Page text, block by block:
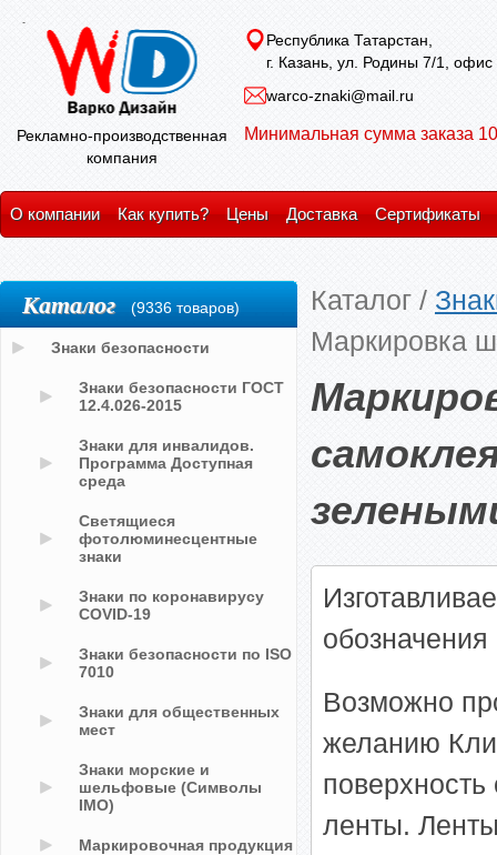
Рекламно-производственная
компания
Республика Татарстан,
г. Казань, ул. Родины 7/1, офис
warco-znaki@mail.ru
Минимальная сумма заказа
О компании Как купить? Цены Доставка Сертификаты
Каталог /
Маркировка
Возможно
желанию
ленты.
Каталог (9336 товаров)
Знаки безопасности
Знаки безопасности ГОСТ
12.4.026-2015
Знаки для инвалидов.
Программа Доступная
среда
Светящиеся
фотолюминесцентные
знаки
Знаки по коронавирусу
COVID-19
Знаки безопасности по ISO
7010
Знаки для общественных
мест
Знаки морские и
шельфовые (Символы
IMO)
Маркировочная продукция